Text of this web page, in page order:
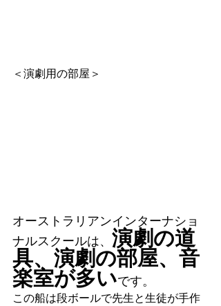
＜演劇用の部屋＞
オーストラリアンインターナショ
ナルスクールは、 演劇の道
具、演劇の部屋、音
楽室が多いです。
この船は段ボールで先生と生徒が手作